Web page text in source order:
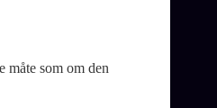
måte som om den